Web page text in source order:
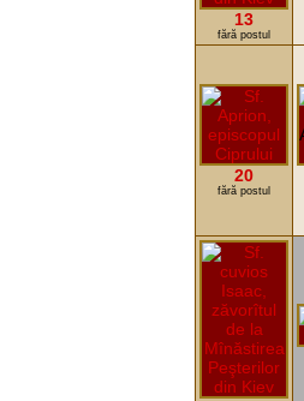
13
fără postul
20
fără postul